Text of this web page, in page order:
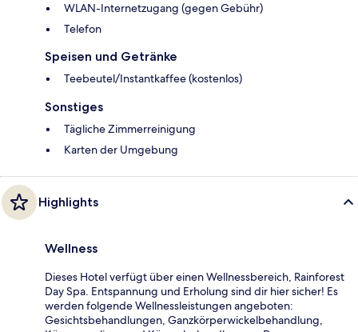
WLAN-Internetzugang (gegen Gebühr)
Telefon
Speisen und Getränke
Teebeutel/Instantkaffee (kostenlos)
Sonstiges
Tägliche Zimmerreinigung
Karten der Umgebung
Highlights
Wellness
Dieses Hotel verfügt über einen Wellnessbereich, Rainforest
Day Spa. Entspannung und Erholung sind dir hier sicher! Es
werden folgende Wellnessleistungen angeboten:
Gesichtsbehandlungen, Ganzkörperwickelbehandlung,